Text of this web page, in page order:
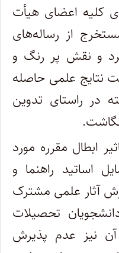
کلیه اعضای هیأت
از رساله‌های
و نقش پر رنگ و
نتایج علمی حاصله
در راستای تدوین
ابطال مقرره مورد
اساتید راهنما و
آثار علمی مشترک
تحصیلات
نیز عدم پذیرش